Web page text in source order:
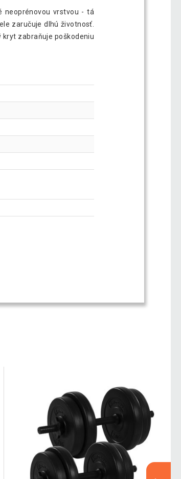
neoprénovou vrstvou - tá
zaručuje dlhú životnosť.
zabraňuje poškodeniu